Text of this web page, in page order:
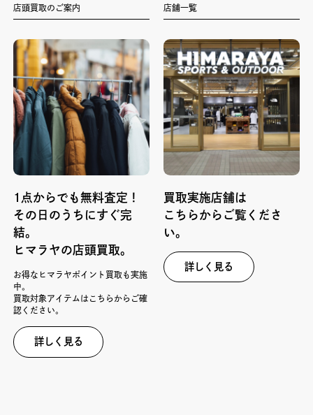
店頭買取のご案内
1点からでも無料査定！
その日のうちにすぐ完
結。
ヒマラヤの店頭買取。
お得なヒマラヤポイント買取も実施
中。
買取対象アイテムはこちらからご確
認ください。
詳しく見る
店舗一覧
買取実施店舗は
こちらからご覧くださ
い。
詳しく見る